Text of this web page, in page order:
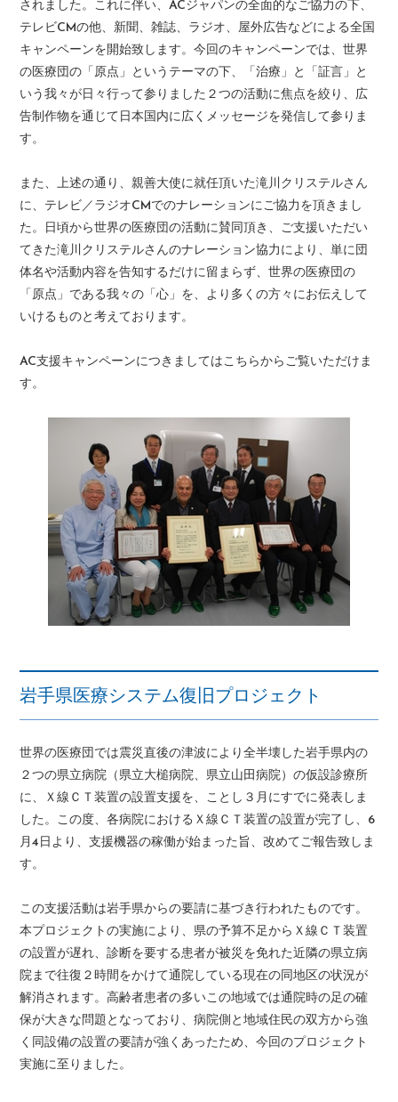
されました。これに伴い、ACジャパンの全面的なご協力の下、
テレビCMの他、新聞、雑誌、ラジオ、屋外広告などによる全国
キャンペーンを開始致します。今回のキャンペーンでは、世界
の医療団の「原点」というテーマの下、「治療」と「証言」と
いう我々が日々行って参りました２つの活動に焦点を絞り、広
告制作物を通じて日本国内に広くメッセージを発信して参りま
す。
また、上述の通り、親善大使に就任頂いた滝川クリステルさん
に、テレビ／ラジオCMでのナレーションにご協力を頂きまし
た。日頃から世界の医療団の活動に賛同頂き、ご支援いただい
てきた滝川クリステルさんのナレーション協力により、単に団
体名や活動内容を告知するだけに留まらず、世界の医療団の
「原点」である我々の「心」を、より多くの方々にお伝えして
いけるものと考えております。
AC支援キャンペーンにつきましてはこちらからご覧いただけま
す。
岩手県医療システム復旧プロジェクト
世界の医療団では震災直後の津波により全半壊した岩手県内の
２つの県立病院（県立大槌病院、県立山田病院）の仮設診療所
に、Ｘ線ＣＴ装置の設置支援を、ことし３月にすでに発表しま
した。この度、各病院におけるＸ線ＣＴ装置の設置が完了し、6
月4日より、支援機器の稼働が始まった旨、改めてご報告致しま
す。
この支援活動は岩手県からの要請に基づき行われたものです。
本プロジェクトの実施により、県の予算不足からＸ線ＣＴ装置
の設置が遅れ、診断を要する患者が被災を免れた近隣の県立病
院まで往復２時間をかけて通院している現在の同地区の状況が
解消されます。高齢者患者の多いこの地域では通院時の足の確
保が大きな問題となっており、病院側と地域住民の双方から強
く同設備の設置の要請が強くあったため、今回のプロジェクト
実施に至りました。